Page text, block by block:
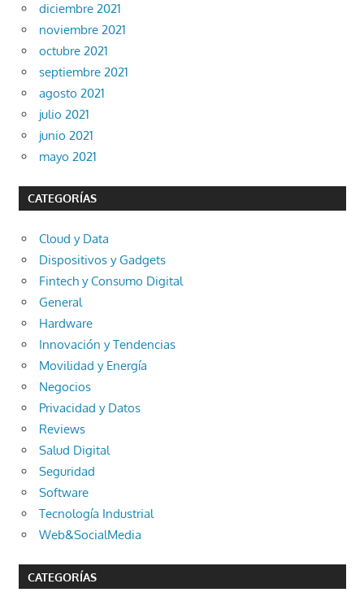
diciembre 2021
noviembre 2021
octubre 2021
septiembre 2021
agosto 2021
julio 2021
junio 2021
mayo 2021
CATEGORÍAS
Cloud y Data
Dispositivos y Gadgets
Fintech y Consumo Digital
General
Hardware
Innovación y Tendencias
Movilidad y Energía
Negocios
Privacidad y Datos
Reviews
Salud Digital
Seguridad
Software
Tecnología Industrial
Web&SocialMedia
CATEGORÍAS